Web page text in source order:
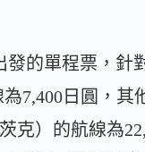
的單程票，
7,400日圓，其
克）的航線為